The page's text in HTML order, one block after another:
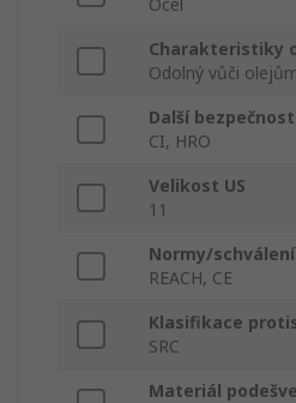
Ocel
Charakteristiky
Odolný vůči
Další
CI, HRO
Velikost US
11
Normy/schválení
REACH, CE
Klasifikace
SRC
Materiál podešve